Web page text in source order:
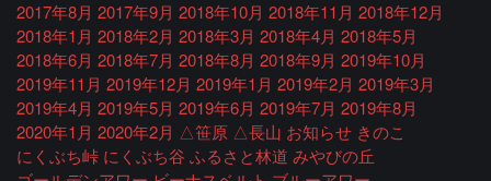
2017年8月 2017年9月 2018年10月 2018年11月 2018年12月
2018年1月 2018年2月 2018年3月 2018年4月 2018年5月
2018年6月 2018年7月 2018年8月 2018年9月 2019年10月
2019年11月 2019年12月 2019年1月 2019年2月 2019年3月
2019年4月 2019年5月 2019年6月 2019年7月 2019年8月
2020年1月 2020年2月 △笹原 △長山 お知らせ きのこ
にくぶち峠 にくぶち谷 ふるさと林道 みやびの丘